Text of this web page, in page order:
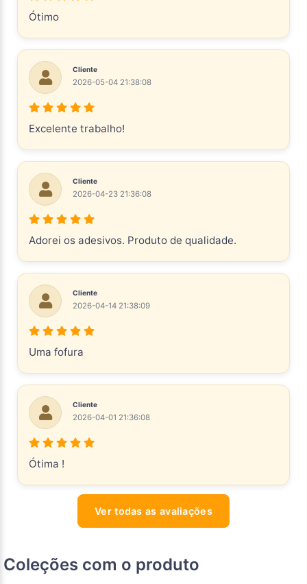
Ótimo
Cliente
2026-05-04 21:38:08
Excelente trabalho!
Cliente
2026-04-23 21:36:08
Adorei os adesivos. Produto de qualidade.
Cliente
2026-04-14 21:38:09
Uma fofura
Cliente
2026-04-01 21:36:08
Ótima !
Ver todas as avaliações
Coleções com o produto